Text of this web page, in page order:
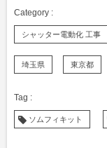
シャッター電動化 工事
埼玉県 東京都
ソムフィキット